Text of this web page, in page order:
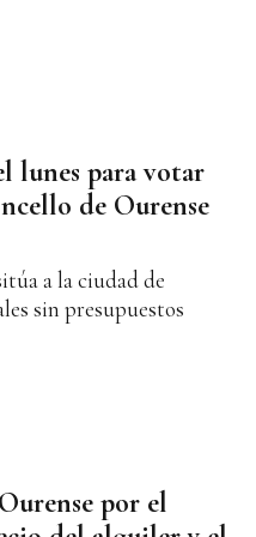
lunes para votar
de Ourense
a la ciudad de
sin presupuestos
por el